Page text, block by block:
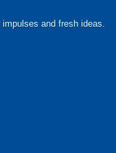
and fresh ideas.